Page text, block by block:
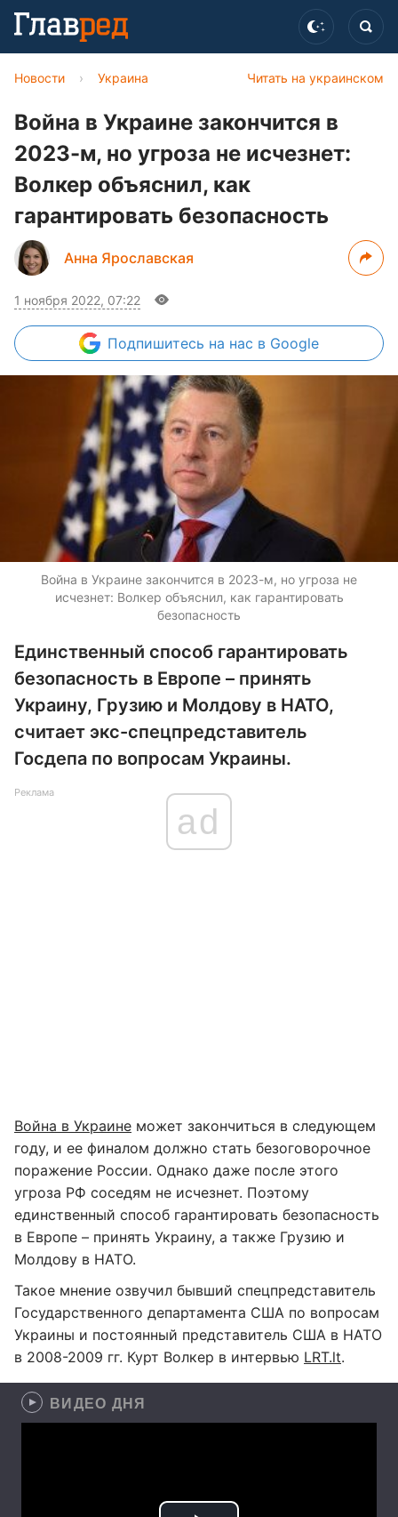
Читать на украинском
Новости › Украина
Война в Украине закончится в
2023-м, но угроза не исчезнет:
Волкер объяснил, как
гарантировать безопасность
Анна Ярославская
1 ноября 2022, 07:22
Подпишитесь на нас в Google
Война в Украине закончится в 2023-м, но угроза не
исчезнет: Волкер объяснил, как гарантировать
безопасность
Единственный способ гарантировать
безопасность в Европе – принять
Украину, Грузию и Молдову в НАТО,
считает экс-спецпредставитель
Госдепа по вопросам Украины.
Реклама
ad
Война в Украине может закончиться в следующем
году, и ее финалом должно стать безоговорочное
поражение России. Однако даже после этого
угроза РФ соседям не исчезнет. Поэтому
единственный способ гарантировать безопасность
в Европе – принять Украину, а также Грузию и
Молдову в НАТО.
Такое мнение озвучил бывший спецпредставитель
Государственного департамента США по вопросам
Украины и постоянный представитель США в НАТО
в 2008-2009 гг. Курт Волкер в интервью LRT.lt.
ВИДЕО ДНЯ